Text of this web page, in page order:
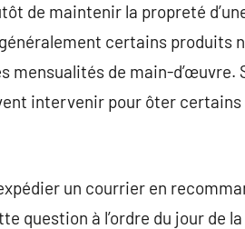
de maintenir la propreté
certains produits
de main-d’œuvre.
intervenir pour ôter
un courrier en
question à l’ordre du jour de